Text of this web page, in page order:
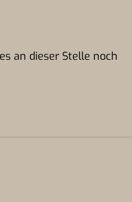
an dieser Stelle noch